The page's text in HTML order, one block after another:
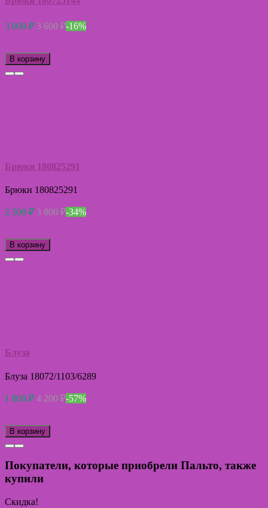
3 000 ₽ 3 600 ₽-16%
В корзину
Брюки 180825291
Брюки 180825291
2 500 ₽ 3 800 ₽-34%
В корзину
Блуза
Блуза 18072/1103/6289
1 800 ₽ 4 200 ₽-57%
В корзину
Покупатели, которые приобрели Пальто, также
купили
Скидка!